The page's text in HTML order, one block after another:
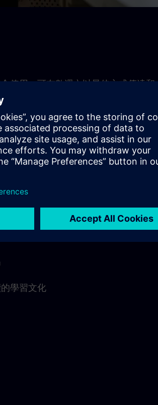
使用，可在數週內以最佳方式傳達和
隨選內容。
提供協助，但也可以在輔導課程中提
地融入日常工作，並適應您自己的學
學習文化